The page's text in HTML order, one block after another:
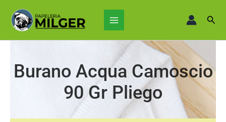
contenido
Main
Menu
Burano Acqua Camoscio
90 Gr Pliego